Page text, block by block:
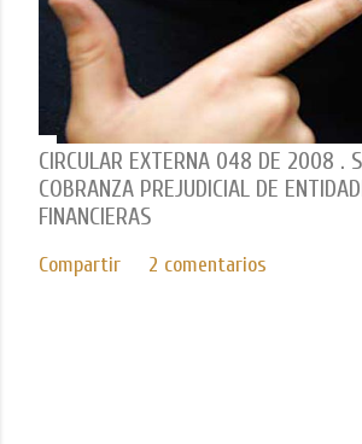
CIRCULAR EXTERNA 048 DE 2008 .
COBRANZA PREJUDICIAL DE
FINANCIERAS
Compartir 2 comentarios